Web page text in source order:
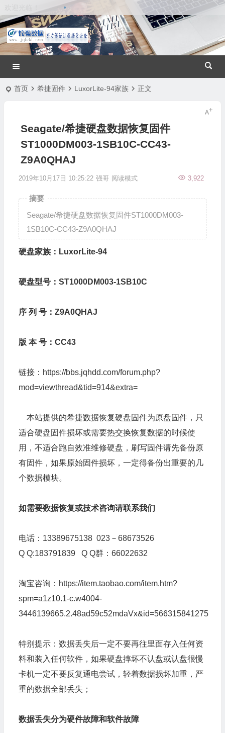
首页 希捷固件 LuxorLite-94家族 正文
Seagate/希捷硬盘数据恢复固件
ST1000DM003-1SB10C-CC43-
Z9A0QHAJ
2019年10月17日 10:25:22 强哥 3,922
阅读模式
摘要
Seagate/希捷硬盘数据恢复固件ST1000DM003-
1SB10C-CC43-Z9A0QHAJ
硬盘家族：LuxorLite-94
硬盘型号：ST1000DM003-1SB10C
序 列 号：Z9A0QHAJ
版 本 号：CC43
链接： https://bbs.jqhdd.com/forum.php?
mod=viewthread&tid=914&extra=
本站提供的希捷数据恢复硬盘固件为原盘固件，只
适合硬盘固件损坏或需要热交换恢复数据的时候使
用，不适合跑自效准维修硬盘，刷写固件请先备份原
有固件，如果原始固件损坏，一定得备份出重要的几
个数据模块。
如需要数据恢复或技术咨询请联系我们
电话：13389675138 023－68673526
Q Q:183791839 Q Q群：66022632
淘宝咨询： https://item.taobao.com/item.htm?
spm=a1z10.1-c.w4004-
3446139665.2.48ad59c52mdaVx&id=566315841275
特别提示：数据丢失后一定不要再往里面存入任何资
料和装入任何软件，如果硬盘摔坏不认盘或认盘很慢
卡机一定不要反复通电尝试，轻着数据损坏加重，严
重的数据全部丢失；
数据丢失分为硬件故障和软件故障